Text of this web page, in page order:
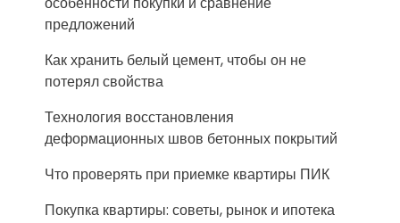
предложений
Как хранить белый цемент, чтобы он не
потерял свойства
Технология восстановления
деформационных швов бетонных покрытий
Что проверять при приемке квартиры ПИК
Покупка квартиры: советы, рынок и ипотека